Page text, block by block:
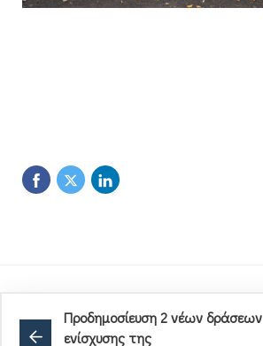
Προδημοσίευση 2 νέων δράσεων
ενίσχυσης της